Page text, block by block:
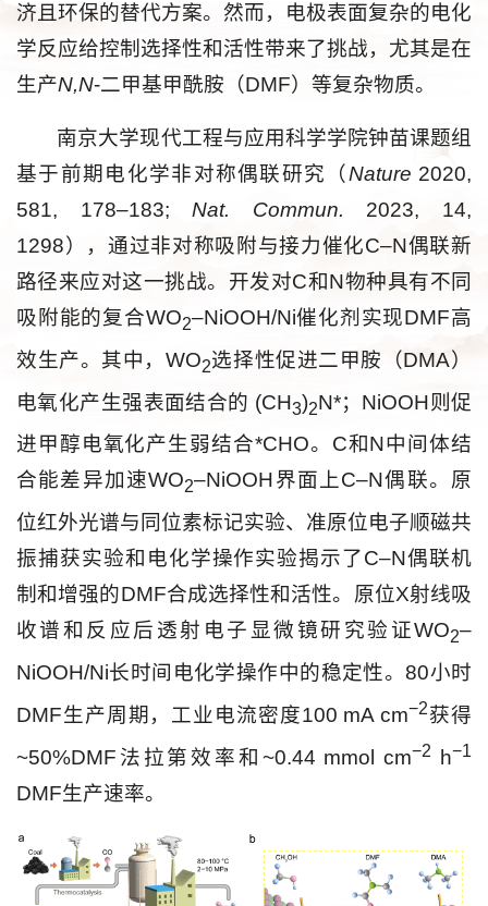
济且环保的替代方案。然而，电极表面复杂的电化
学反应给控制选择性和活性带来了挑战，尤其是在
生产N,N-二甲基甲酰胺（DMF）等复杂物质。
南京大学现代工程与应用科学学院钟苗课题组
基于前期电化学非对称偶联研究（Nature 2020,
581, 178–183;Nat. Commun. 2023, 14,
1298），通过非对称吸附与接力催化C–N偶联新
路径来应对这一挑战。开发对C和N物种具有不同
吸附能的复合WO2–NiOOH/Ni催化剂实现DMF高
效生产。其中，WO2选择性促进二甲胺（DMA）
电氧化产生强表面结合的 (CH3)2N*；NiOOH则促
进甲醇电氧化产生弱结合*CHO。C和N中间体结
合能差异加速WO2–NiOOH界面上C–N偶联。原
位红外光谱与同位素标记实验、准原位电子顺磁共
振捕获实验和电化学操作实验揭示了C–N偶联机
制和增强的DMF合成选择性和活性。原位X射线吸
收谱和反应后透射电子显微镜研究验证WO2–
NiOOH/Ni长时间电化学操作中的稳定性。80小时
DMF生产周期，工业电流密度100 mA cm−2获得
~50%DMF法拉第效率和~0.44 mmol cm−2 h−1
DMF生产速率。